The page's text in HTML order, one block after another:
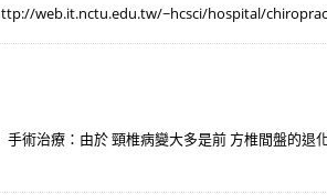
web.it.nctu.edu.tw/~hcsci/hospital/
術治療：由於 頸椎病變大多是前 方椎間盤的退